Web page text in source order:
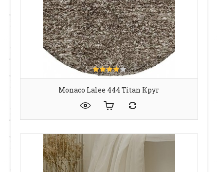
Monaco Lalee 444 Titan Круг